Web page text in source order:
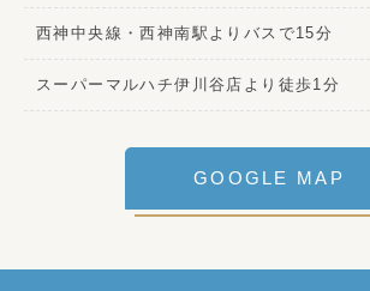
西神中央線・西神南駅よりバスで15分
スーパーマルハチ伊川谷店より徒歩1分
GOOGLE MAP